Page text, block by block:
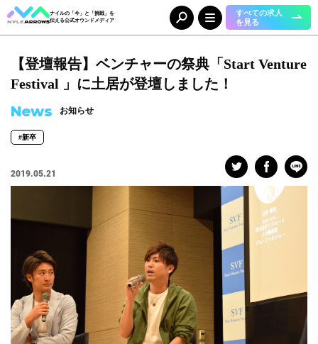
ナイルの「今」と「挑戦」を
伝える公式オウンドメディア
すべての求人
を見る
Category カテゴリ
#DX＆マーケティング #メディア＆ソリューション
#自動車産業DX
職種
#エンジニア #カスタマーサクセス #コンサルタント #セールス
#デザイナー #バックオフィス #マーケター #事業開発
#広報 #新卒 #経営 #編集
【登壇報告】ベンチャーの祭典「Start Venture
Festival 」に土居が登壇しました！
News お知らせ
#新卒
2019.05.21